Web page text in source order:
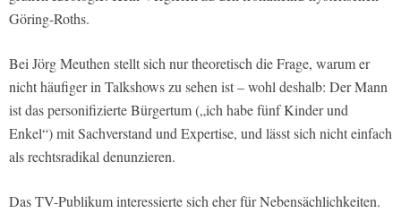
Göring-Roths.
Bei Jörg Meuthen stellt sich nur theoretisch die Frage, warum er
nicht häufiger in Talkshows zu sehen ist – wohl deshalb: Der Mann
ist das personifizierte Bürgertum („ich habe fünf Kinder und
Enkel“) mit Sachverstand und Expertise, und lässt sich nicht einfach
als rechtsradikal denunzieren.
Das TV-Publikum interessierte sich eher für Nebensächlichkeiten.